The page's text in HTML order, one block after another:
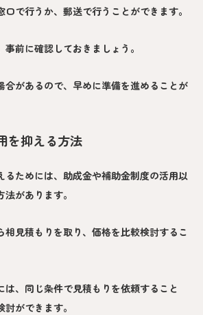
で行うか、郵送で行うことができます。
前に確認しておきましょう。
合があるので、早めに準備を進めることが
を抑える方法
るためには、助成金や補助金制度の活用以
があります。
相見積もりを取り、価格を比較検討するこ
は、同じ条件で見積もりを依頼すること
ができます。